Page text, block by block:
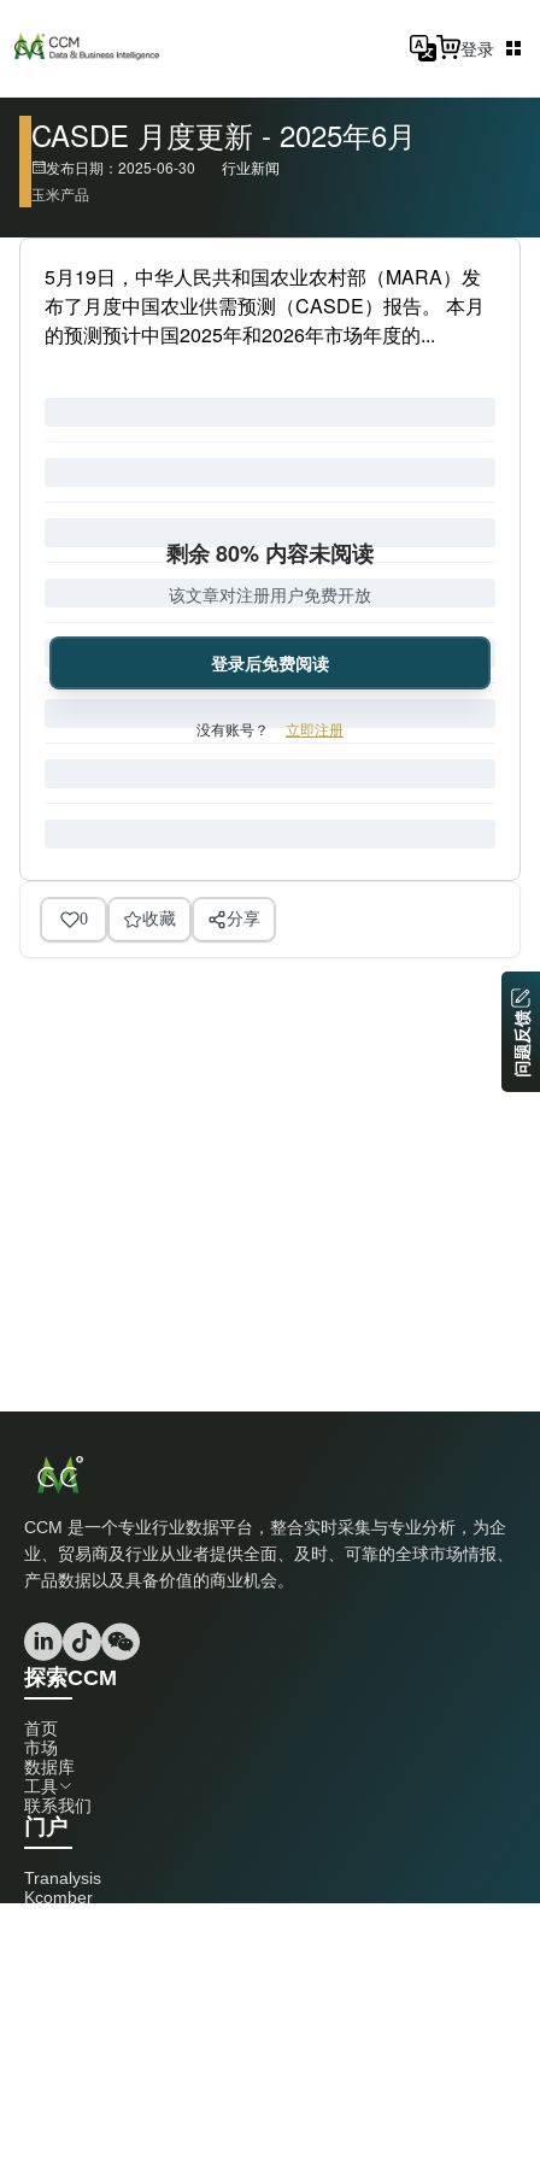
登录
CASDE 月度更新 - 2025年6月
发布日期：2025-06-30
行业新闻
玉米产品
5月19日，中华人民共和国农业农村部（MARA）发
布了月度中国农业供需预测（CASDE）报告。 本月
的预测预计中国2025年和2026年市场年度的...
剩余 80% 内容未阅读
该文章对注册用户免费开放
登录后免费阅读
没有账号？ 立即注册
0 收藏 分享
CCM 是一个专业行业数据平台，整合实时采集与专业分析，为企
业、贸易商及行业从业者提供全面、及时、可靠的全球市场情报、
产品数据以及具备价值的商业机会。
探索CCM
首页
市场
数据库
工具
联系我们
门户
Tranalysis
Kcomber
问题反馈